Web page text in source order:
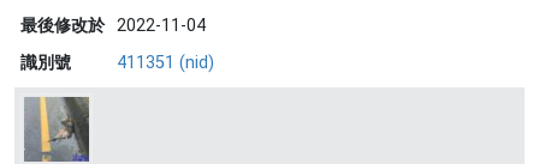
最後修改於 2022-11-04
識別號
411351 (nid)